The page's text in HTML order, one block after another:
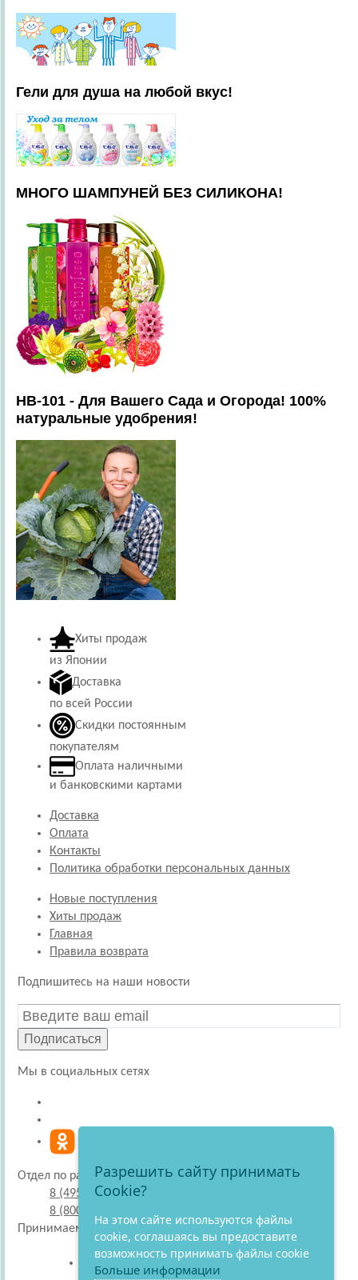
Гели для душа на любой вкус!
МНОГО ШАМПУНЕЙ БЕЗ СИЛИКОНА!
HB-101 - Для Вашего Сада и Огорода! 100%
натуральные удобрения!
Хиты продаж
из Японии
Доставка
по всей России
Скидки постоянным
покупателям
Оплата наличными
и банковскими картами
Доставка
Оплата
Контакты
Политика обработки персональных данных
Новые поступления
Хиты продаж
Главная
Правила возврата
Подпишитесь на наши новости
Подписаться
Мы в социальных сетях
Отдел по работе с покупателями
8 (495) 220-51-30
8 (800) 707-27-19
Принимаем к оплате
Разрешить сайту принимать
Cookie?
На этом сайте используются файлы
cookie, соглашаясь вы предоставите
возможность принимать файлы cookie
Больше информации